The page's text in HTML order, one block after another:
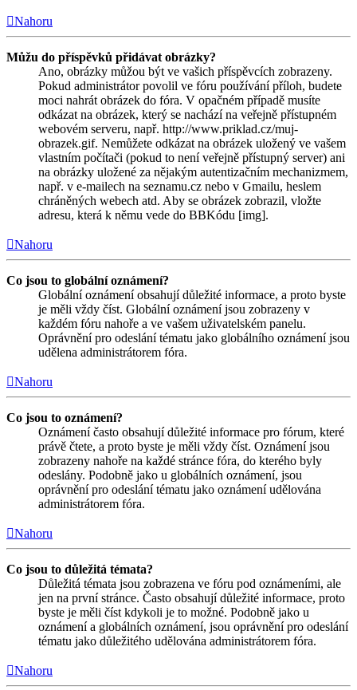
Nahoru
Můžu do příspěvků přidávat obrázky?
Ano, obrázky můžou být ve vašich příspěvcích zobrazeny.
Pokud administrátor povolil ve fóru používání příloh, budete
moci nahrát obrázek do fóra. V opačném případě musíte
odkázat na obrázek, který se nachází na veřejně přístupném
webovém serveru, např. http://www.priklad.cz/muj-
obrazek.gif. Nemůžete odkázat na obrázek uložený ve vašem
vlastním počítači (pokud to není veřejně přístupný server) ani
na obrázky uložené za nějakým autentizačním mechanizmem,
např. v e-mailech na seznamu.cz nebo v Gmailu, heslem
chráněných webech atd. Aby se obrázek zobrazil, vložte
adresu, která k němu vede do BBKódu [img].
Nahoru
Co jsou to globální oznámení?
Globální oznámení obsahují důležité informace, a proto byste
je měli vždy číst. Globální oznámení jsou zobrazeny v
každém fóru nahoře a ve vašem uživatelském panelu.
Oprávnění pro odeslání tématu jako globálního oznámení jsou
udělena administrátorem fóra.
Nahoru
Co jsou to oznámení?
Oznámení často obsahují důležité informace pro fórum, které
právě čtete, a proto byste je měli vždy číst. Oznámení jsou
zobrazeny nahoře na každé stránce fóra, do kterého byly
odeslány. Podobně jako u globálních oznámení, jsou
oprávnění pro odeslání tématu jako oznámení udělována
administrátorem fóra.
Nahoru
Co jsou to důležitá témata?
Důležitá témata jsou zobrazena ve fóru pod oznámeními, ale
jen na první stránce. Často obsahují důležité informace, proto
byste je měli číst kdykoli je to možné. Podobně jako u
oznámení a globálních oznámení, jsou oprávnění pro odeslání
tématu jako důležitého udělována administrátorem fóra.
Nahoru